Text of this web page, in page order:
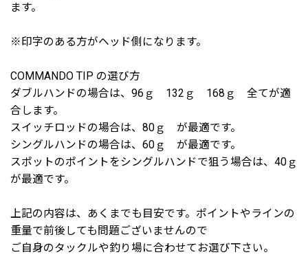
ます。
※印字のある方がヘッド側になります。
COMMANDO TIP の選び方
ダブルハンドの場合は、96ｇ 132ｇ 168ｇ 全てが適
合します。
スイッチロッドの場合は、80ｇ が最適です。
シングルハンドの場合は、60ｇ が最適です。
スポットのポイントをシングルハンドで狙う場合は、40ｇ
が最適です。
上記の内容は、あくまでも目安です。ポイントやラインの
重量で前後しても問題ございませんので
ご自身のタックルや釣り場に合わせてお選び下さい。